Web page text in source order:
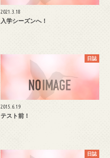
2021.3.18
入学シーズンへ！
日誌
2015.6.19
テスト前！
日誌